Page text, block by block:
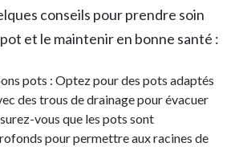
conseils pour prendre soin
et le maintenir en bonne santé :
pots : Optez pour des pots adaptés
des trous de drainage pour évacuer
vous que les pots sont
pour permettre aux racines de